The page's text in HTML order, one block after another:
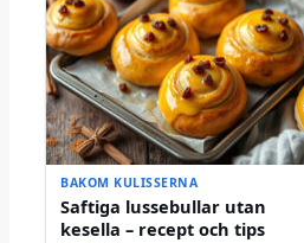
BAKOM KULISSERNA
Saftiga lussebullar utan
kesella – recept och tips